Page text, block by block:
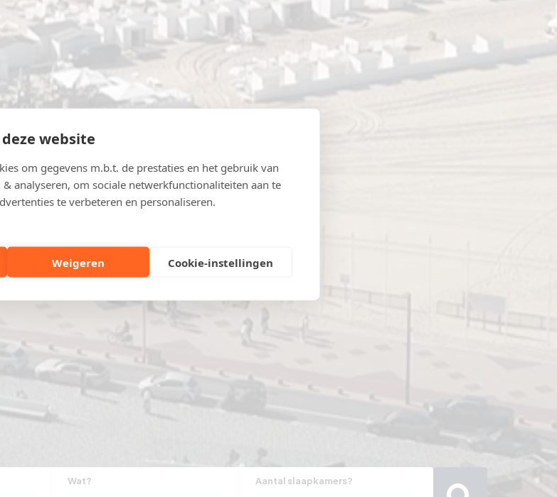
Wat? Aantal slaapkamers?
website
om gegevens m.b.t. de prestaties en het gebruik van
& analyseren, om sociale netwerkfunctionaliteiten aan te
te verbeteren en personaliseren.
Weigeren Cookie-instellingen